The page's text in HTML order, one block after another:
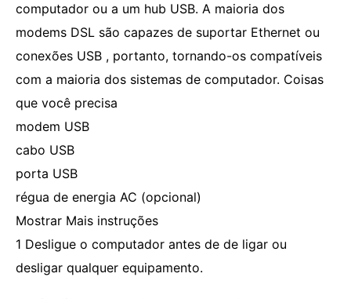
computador ou a um hub USB. A maioria dos
modems DSL são capazes de suportar Ethernet ou
conexões USB , portanto, tornando-os compatíveis
com a maioria dos sistemas de computador. Coisas
que você precisa
modem USB
cabo USB
porta USB
régua de energia AC (opcional)
Mostrar Mais instruções
1 Desligue o computador antes de de ligar ou
desligar qualquer equipamento.